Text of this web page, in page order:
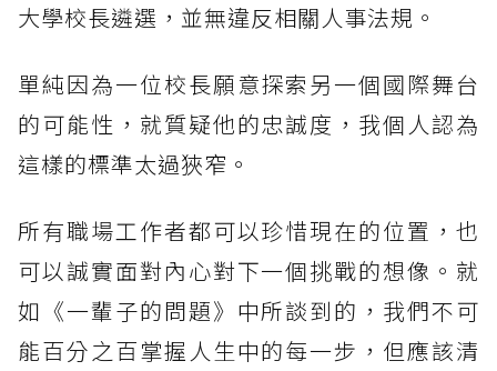
大學校長遴選，並無違反相關人事法規。
單純因為一位校長願意探索另一個國際舞台
的可能性，就質疑他的忠誠度，我個人認為
這樣的標準太過狹窄。
所有職場工作者都可以珍惜現在的位置，也
可以誠實面對內心對下一個挑戰的想像。就
如《一輩子的問題》中所談到的，我們不可
能百分之百掌握人生中的每一步，但應該清